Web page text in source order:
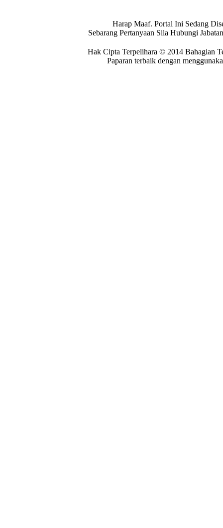
Harap Maaf. Portal Ini Sedang
Sebarang Pertanyaan Sila Hubungi
Hak Cipta Terpelihara © 2014 Bahagian
Paparan terbaik dengan